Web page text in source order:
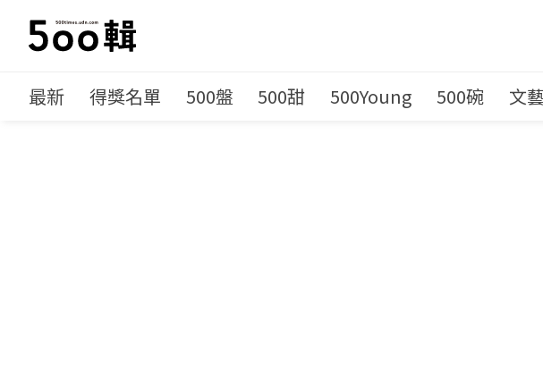
最新 得獎名單 500盤 500甜 500Young 500碗 文